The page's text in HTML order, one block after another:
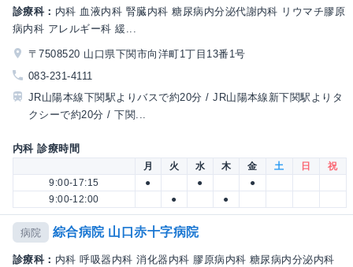
診療科： 内科 血液内科 腎臓内科 糖尿病内分泌代謝内科 リウマチ膠原
病内科 アレルギー科 緩...
〒7508520 山口県下関市向洋町1丁目13番1号
083-231-4111
JR山陽本線下関駅よりバスで約20分 / JR山陽本線新下関駅よりタ
クシーで約20分 / 下関...
内科 診療時間
月 火 水 木 金 土 日
祝
9:00-17:15
● ●
●
9:00-12:00
● ●
病院 綜合病院 山口赤十字病院
診療科： 内科 呼吸器内科 消化器内科 膠原病内科 糖尿病内分泌内科